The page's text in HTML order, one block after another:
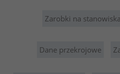
Zarobki na
Dane przekrojowe